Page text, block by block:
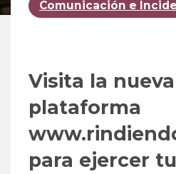
Comunicación e
Visita la nueva
plataforma
para ejercer